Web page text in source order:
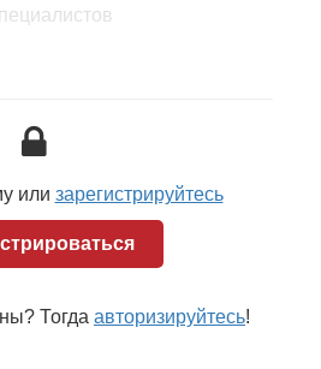
следующие
аттестации
экзамен».
углубленную
или зарегистрируйтесь
Тогда авторизируйтесь!